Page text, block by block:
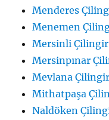
Menderes
Menemen
Mersinli Çilingir
Mersinpınar
Mevlana Çilingir
Mithatpaşa
Naldöken